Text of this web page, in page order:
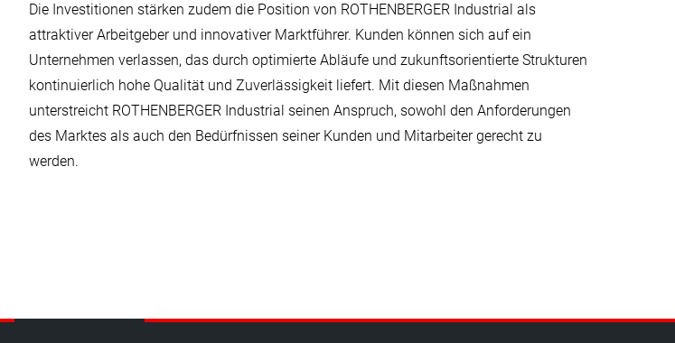
Die Investitionen stärken zudem die Position von ROTHENBERGER Industrial als
attraktiver Arbeitgeber und innovativer Marktführer. Kunden können sich auf ein
Unternehmen verlassen, das durch optimierte Abläufe und zukunftsorientierte Strukturen
kontinuierlich hohe Qualität und Zuverlässigkeit liefert. Mit diesen Maßnahmen
unterstreicht ROTHENBERGER Industrial seinen Anspruch, sowohl den Anforderungen
des Marktes als auch den Bedürfnissen seiner Kunden und Mitarbeiter gerecht zu
werden.